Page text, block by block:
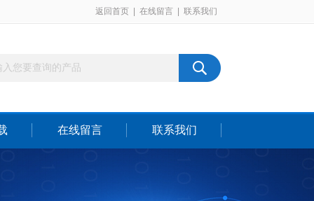
返回首页 在线留言 联系我们
在线留言 联系我们